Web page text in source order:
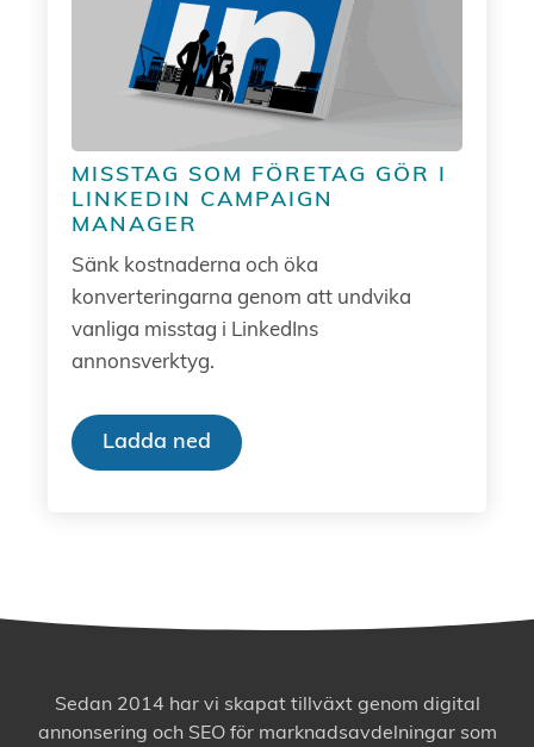
MISSTAG SOM FÖRETAG GÖR I
LINKEDIN CAMPAIGN
MANAGER
Sänk kostnaderna och öka
konverteringarna genom att undvika
vanliga misstag i LinkedIns
annonsverktyg.
Ladda ned
Sedan 2014 har vi skapat tillväxt genom digital
annonsering och SEO för marknadsavdelningar som